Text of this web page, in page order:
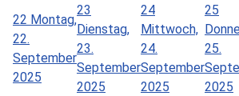
22 Montag,
22.
September
2025
23
Dienstag,
23.
September
2025
24
Mittwoch,
24.
September
2025
25
25.
2025